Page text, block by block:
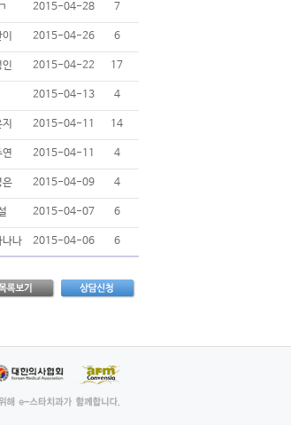
2015-04-28 7
2015-04-26 6
인 2015-04-22 17
2015-04-13 4
2015-04-11 14
연 2015-04-11 4
은 2015-04-09 4
2015-04-07 6
나나 2015-04-06 6